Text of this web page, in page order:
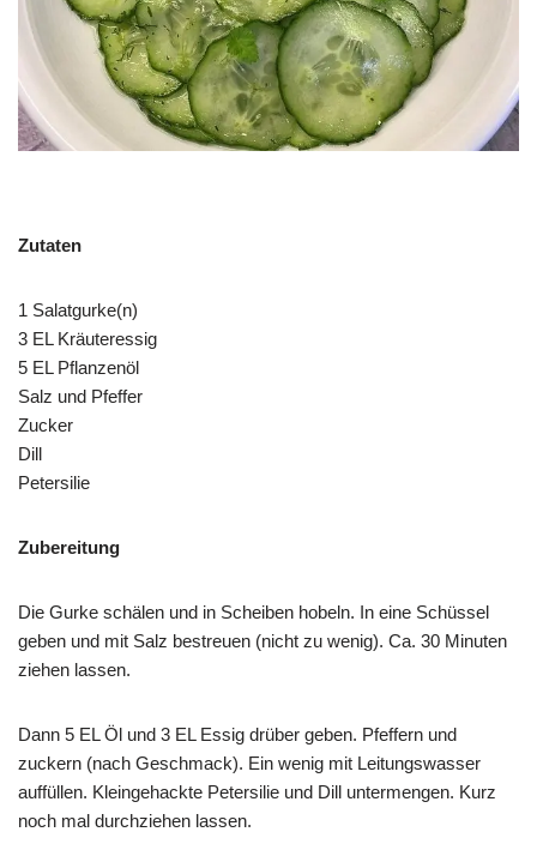
Zutaten
1 Salatgurke(n)
3 EL Kräuteressig
5 EL Pflanzenöl
Salz und Pfeffer
Zucker
Dill
Petersilie
Zubereitung
Die Gurke schälen und in Scheiben hobeln. In eine Schüssel
geben und mit Salz bestreuen (nicht zu wenig). Ca. 30 Minuten
ziehen lassen.
Dann 5 EL Öl und 3 EL Essig drüber geben. Pfeffern und
zuckern (nach Geschmack). Ein wenig mit Leitungswasser
auffüllen. Kleingehackte Petersilie und Dill untermengen. Kurz
noch mal durchziehen lassen.